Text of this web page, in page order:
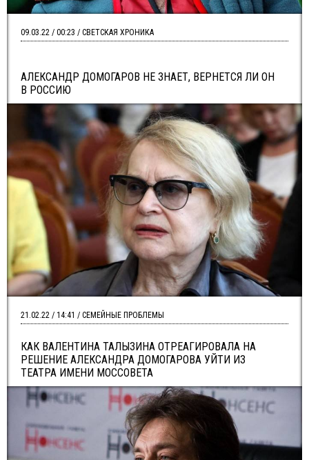
АЛЕКСАНДР ДОМОГАРОВ НЕ ЗНАЕТ, ВЕРНЕТСЯ ЛИ ОН
В РОССИЮ
09.03.22 / 00:23 / СВЕТСКАЯ ХРОНИКА
КАК ВАЛЕНТИНА ТАЛЫЗИНА ОТРЕАГИРОВАЛА НА
РЕШЕНИЕ АЛЕКСАНДРА ДОМОГАРОВА УЙТИ ИЗ
ТЕАТРА ИМЕНИ МОССОВЕТА
21.02.22 / 14:41 / СЕМЕЙНЫЕ ПРОБЛЕМЫ